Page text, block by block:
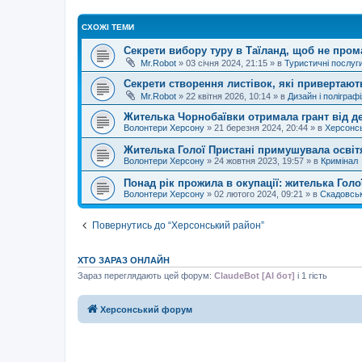
СХОЖІ ТЕМИ
Секрети вибору туру в Таїланд, щоб не
Mr.Robot » 03 січня 2024, 21:15 » в Туристичні
Секрети створення листівок, які
Mr.Robot » 22 квітня 2026, 10:14 » в Дизайн і
Жителька Чорнобаївки отримала грант від
Волонтери Херсону » 21 березня 2024, 20:44 » в
Жителька Голої Пристані примушувала
Волонтери Херсону » 24 жовтня 2023, 19:57 » в Кримінал
Понад рік прожила в окупації: жителька
Волонтери Херсону » 02 лютого 2024, 09:21 » в
Повернутись до “Херсонський район”
ХТО ЗАРАЗ ОНЛАЙН
Зараз переглядають цей форум: ClaudeBot [AI бот] і 1 гість
Херсонський форум